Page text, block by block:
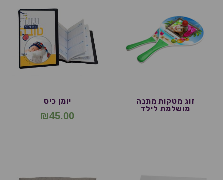
זוג מטקות מתנה
מושלמת לילד
יומן כיס
₪45.00